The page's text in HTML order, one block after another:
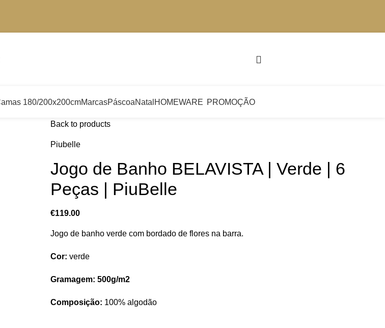
180/200x200cmMarcasPáscoaNatal HOMEWARE PROMOÇÃO
Back to products
Piubelle
Jogo de Banho BELAVISTA | Verde | 6
Peças | PiuBelle
€119.00
Jogo de banho verde com bordado de flores na barra.
Cor: verde
Gramagem: 500g/m2
Composição: 100% algodão